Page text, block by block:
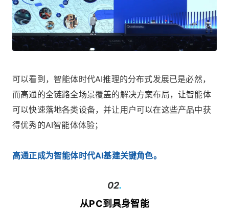
可以看到，智能体时代AI推理的分布式发展已是必然，
而高通的全链路全场景覆盖的解决方案布局，让智能体
可以快速落地各类设备，并让用户可以在这些产品中获
得优秀的AI智能体体验；
高通正成为智能体时代AI基建关键角色。
02.
从PC到具身智能